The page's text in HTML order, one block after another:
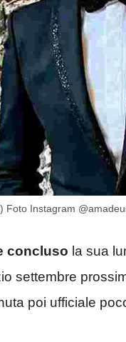
Foto Instagram
concluso la sua
settembre
poi ufficiale